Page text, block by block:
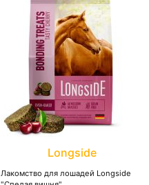
Longside
Лакомство для лошадей Longside